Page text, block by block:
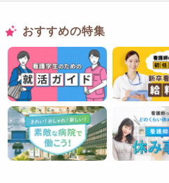
おすすめの特集